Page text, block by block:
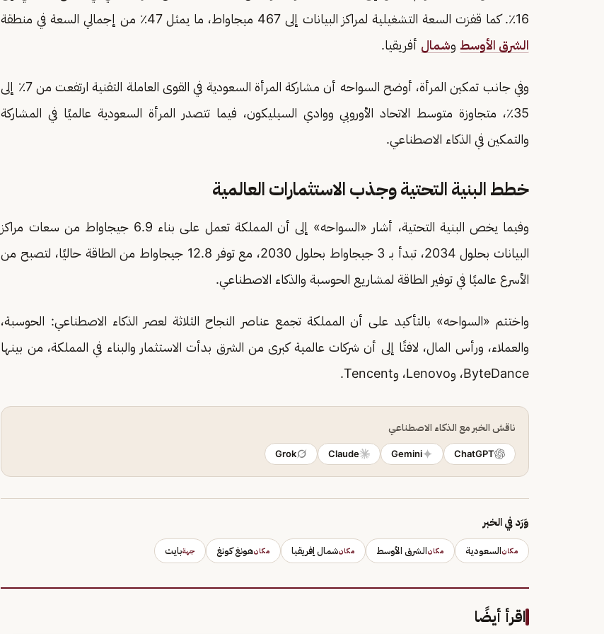
16٪. كما قفزت السعة التشغيلية لمراكز البيانات إلى 467 ميجاواط، ما يمثل 47٪ من إجمالي السعة في منطقة
الشرق الأوسط وشمال أفريقيا.
وفي جانب تمكين المرأة، أوضح السواحه أن مشاركة المرأة السعودية في القوى العاملة التقنية ارتفعت من 7٪ إلى
35٪، متجاوزة متوسط الاتحاد الأوروبي ووادي السيليكون، فيما تتصدر المرأة السعودية عالميًا في المشاركة
والتمكين في الذكاء الاصطناعي.
خطط البنية التحتية وجذب الاستثمارات العالمية
وفيما يخص البنية التحتية، أشار «السواحه» إلى أن المملكة تعمل على بناء 6.9 جيجاواط من سعات مراكز
البيانات بحلول 2034، تبدأ بـ 3 جيجاواط بحلول 2030، مع توفر 12.8 جيجاواط من الطاقة حاليًا، لتصبح من
الأسرع عالميًا في توفير الطاقة لمشاريع الحوسبة والذكاء الاصطناعي.
واختتم «السواحه» بالتأكيد على أن المملكة تجمع عناصر النجاح الثلاثة لعصر الذكاء الاصطناعي: الحوسبة،
والعملاء، ورأس المال، لافتًا إلى أن شركات عالمية كبرى من الشرق بدأت الاستثمار والبناء في المملكة، من بينها
ByteDance، وLenovo، وTencent.
ناقش الخبر مع الذكاء الاصطناعي
ChatGPT
Gemini
Claude
Grok
وَرَد في الخبر
مكانالسعودية مكانالشرق الأوسط مكانشمال إفريقيا مكانهونغ كونغ جهةبايت
اقرأ أيضًا